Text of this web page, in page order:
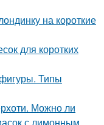
на короткие
для коротких
Типы
Можно ли